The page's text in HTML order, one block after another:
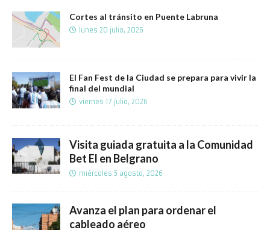
Cortes al tránsito en Puente Labruna
lunes 20 julio, 2026
El Fan Fest de la Ciudad se prepara para vivir la
final del mundial
viernes 17 julio, 2026
Visita guiada gratuita a la Comunidad
Bet El en Belgrano
miércoles 5 agosto, 2026
Avanza el plan para ordenar el
cableado aéreo